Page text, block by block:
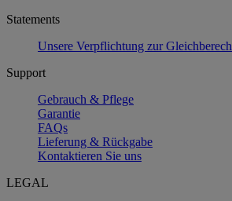
Statements
Unsere Verpflichtung zur
Support
Gebrauch & Pflege
Garantie
FAQs
Lieferung & Rückgabe
Kontaktieren Sie uns
LEGAL